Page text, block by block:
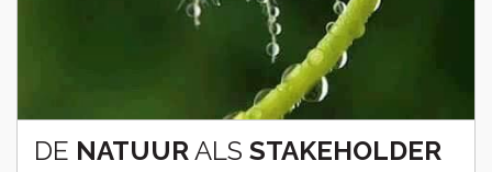
DE NATUUR ALS STAKEHOLDER